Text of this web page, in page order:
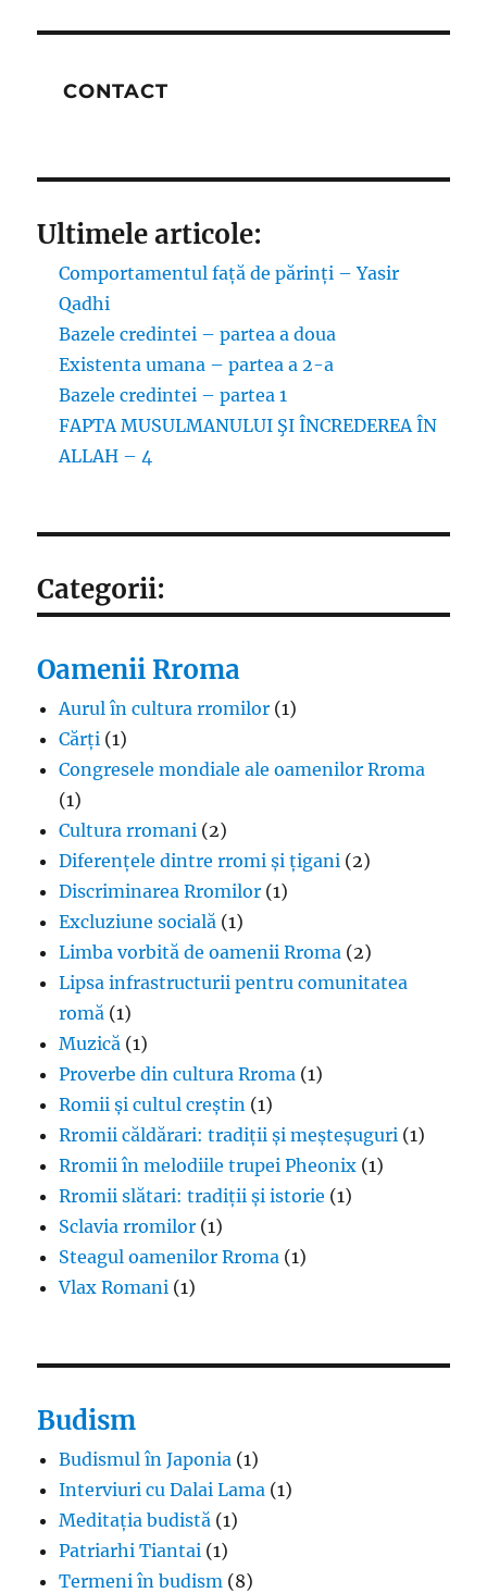
CONTACT
Ultimele articole:
Comportamentul față de părinți – Yasir
Qadhi
Bazele credintei – partea a doua
Existenta umana – partea a 2-a
Bazele credintei – partea 1
FAPTA MUSULMANULUI ŞI ÎNCREDEREA ÎN
ALLAH – 4
Categorii:
Oamenii Rroma
Aurul în cultura rromilor (1)
Cărți (1)
Congresele mondiale ale oamenilor Rroma
(1)
Cultura rromani (2)
Diferențele dintre rromi și țigani (2)
Discriminarea Rromilor (1)
Excluziune socială (1)
Limba vorbită de oamenii Rroma (2)
Lipsa infrastructurii pentru comunitatea
romă (1)
Muzică (1)
Proverbe din cultura Rroma (1)
Romii și cultul creștin (1)
Rromii căldărari: tradiții și meșteșuguri (1)
Rromii în melodiile trupei Pheonix (1)
Rromii slătari: tradiții și istorie (1)
Sclavia rromilor (1)
Steagul oamenilor Rroma (1)
Vlax Romani (1)
Budism
Budismul în Japonia (1)
Interviuri cu Dalai Lama (1)
Meditația budistă (1)
Patriarhi Tiantai (1)
Termeni în budism (8)